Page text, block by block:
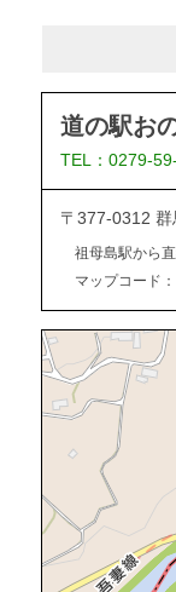
道の駅お
TEL：0279-
〒377-0312
祖母島駅から
マップコード